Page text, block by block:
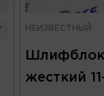
НЕИЗВЕСТНЫЙ
жесткий